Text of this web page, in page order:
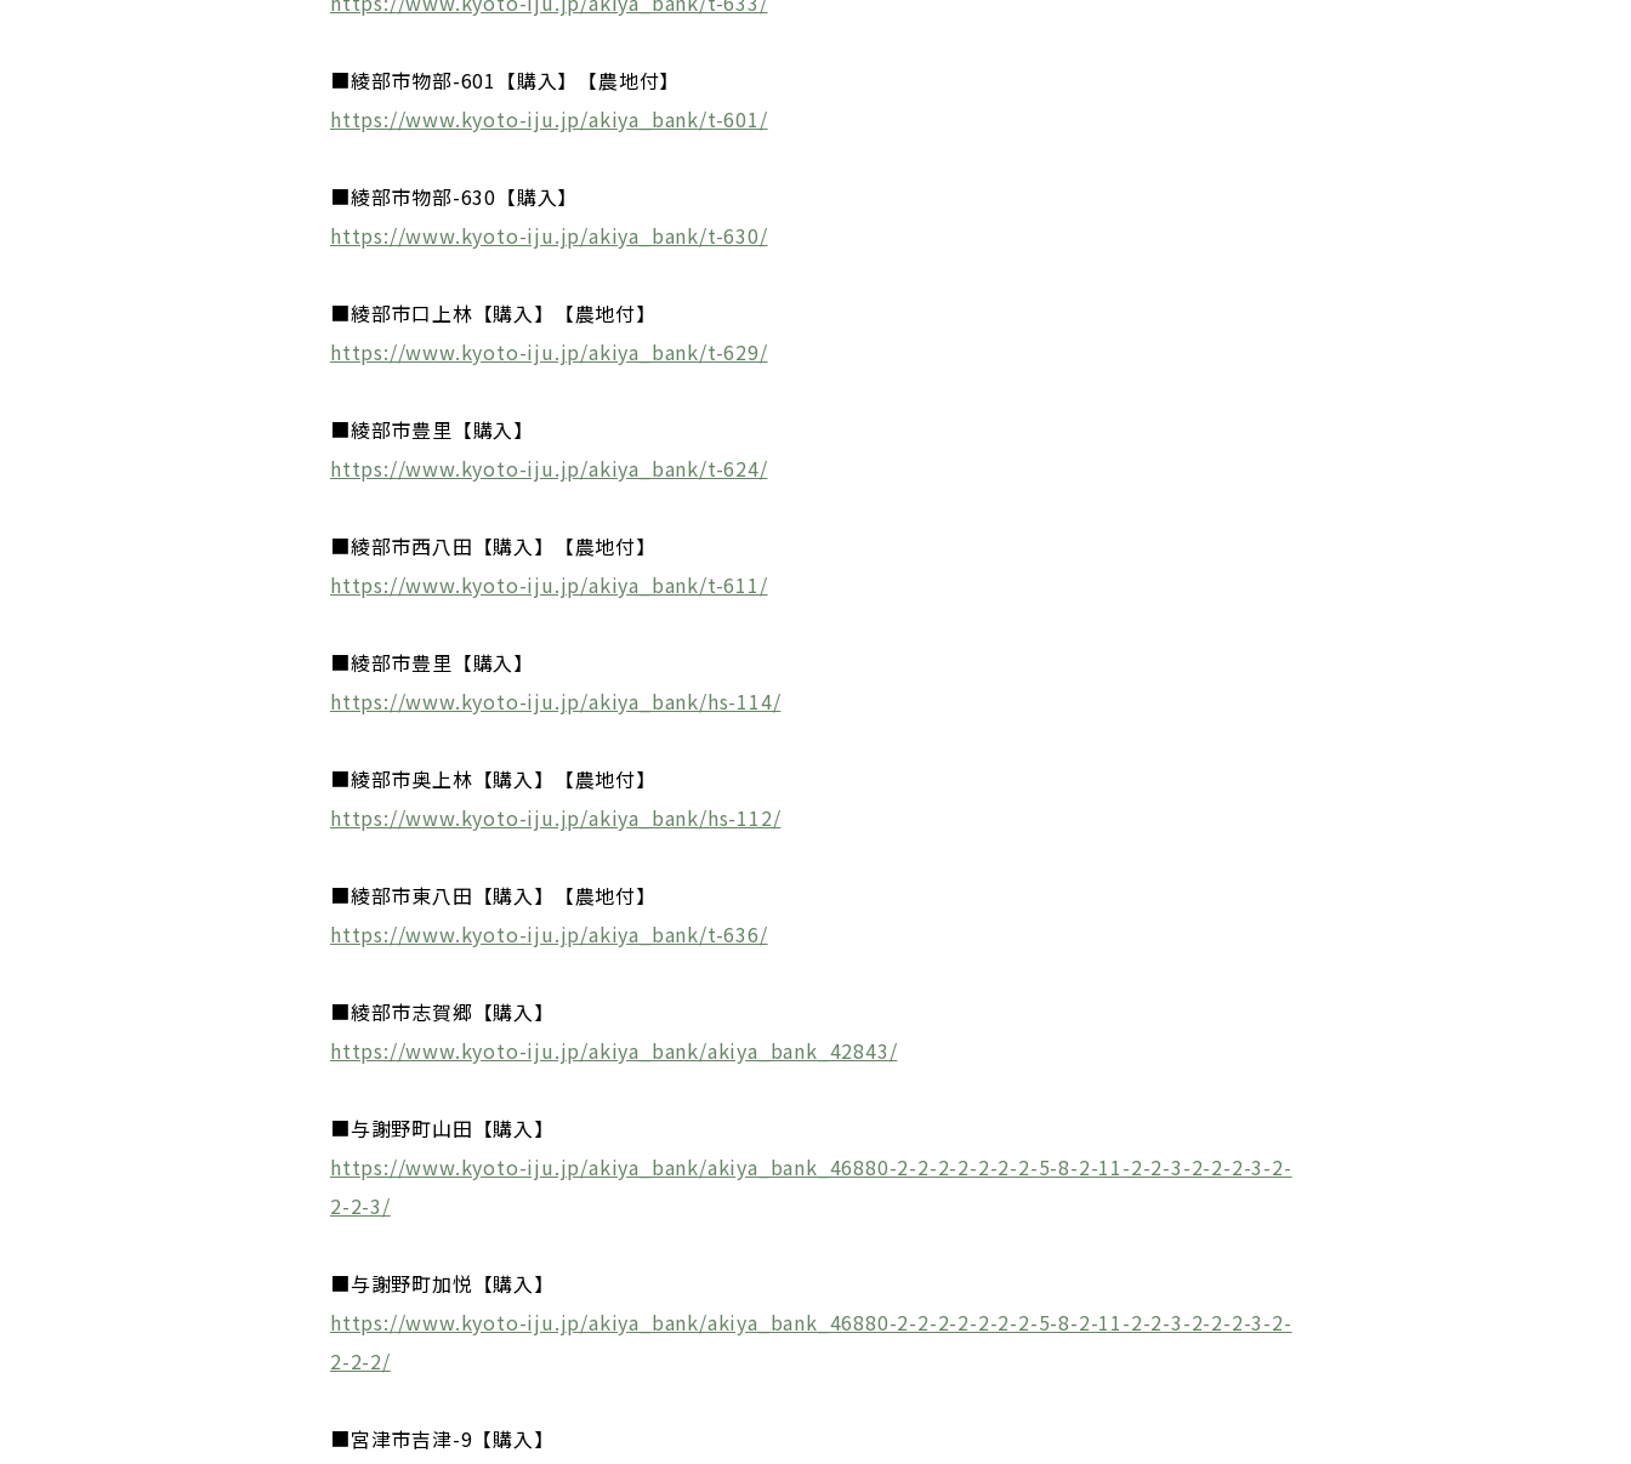
■綾部市物部-601【購入】【農地付】
https://www.kyoto-iju.jp/akiya_bank/t-601/
■綾部市物部-630【購入】
https://www.kyoto-iju.jp/akiya_bank/t-630/
■綾部市口上林【購入】【農地付】
https://www.kyoto-iju.jp/akiya_bank/t-629/
■綾部市豊里【購入】
https://www.kyoto-iju.jp/akiya_bank/t-624/
■綾部市西八田【購入】【農地付】
https://www.kyoto-iju.jp/akiya_bank/t-611/
■綾部市豊里【購入】
https://www.kyoto-iju.jp/akiya_bank/hs-114/
■綾部市奥上林【購入】【農地付】
https://www.kyoto-iju.jp/akiya_bank/hs-112/
■綾部市東八田【購入】【農地付】
https://www.kyoto-iju.jp/akiya_bank/t-636/
■綾部市志賀郷【購入】
https://www.kyoto-iju.jp/akiya_bank/akiya_bank_42843/
■与謝野町山田【購入】
https://www.kyoto-iju.jp/akiya_bank/akiya_bank_46880-2-2-2-2-2-2-2-5-8-2-11-2-2-3-2-2-2-3-2-
2-2-3/
■与謝野町加悦【購入】
https://www.kyoto-iju.jp/akiya_bank/akiya_bank_46880-2-2-2-2-2-2-2-5-8-2-11-2-2-3-2-2-2-3-2-
2-2-2/
■宮津市吉津-9【購入】